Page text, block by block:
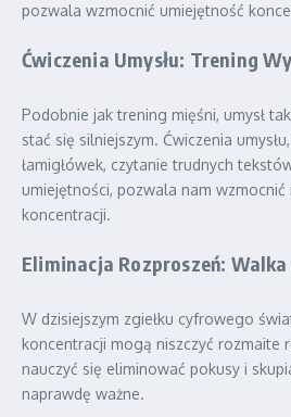
pozwala wzmocnić umiejętność
Ćwiczenia Umysłu: Trening
Podobnie jak trening mięśni, umysł
stać się silniejszym. Ćwiczenia
łamigłówek, czytanie trudnych
umiejętności, pozwala nam wzmocnić
koncentracji.
Eliminacja Rozproszeń:
W dzisiejszym zgiełku cyfrowego
koncentracji mogą niszczyć rozmaite
nauczyć się eliminować pokusy i
naprawdę ważne.